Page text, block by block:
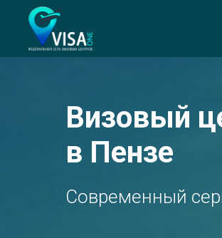
Визовый
в Пензе
Современный